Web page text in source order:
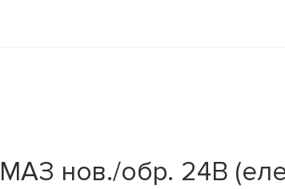
нов./обр. 24В